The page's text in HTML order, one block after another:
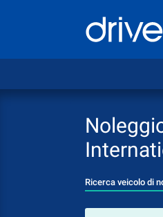
Ricerca veicolo di